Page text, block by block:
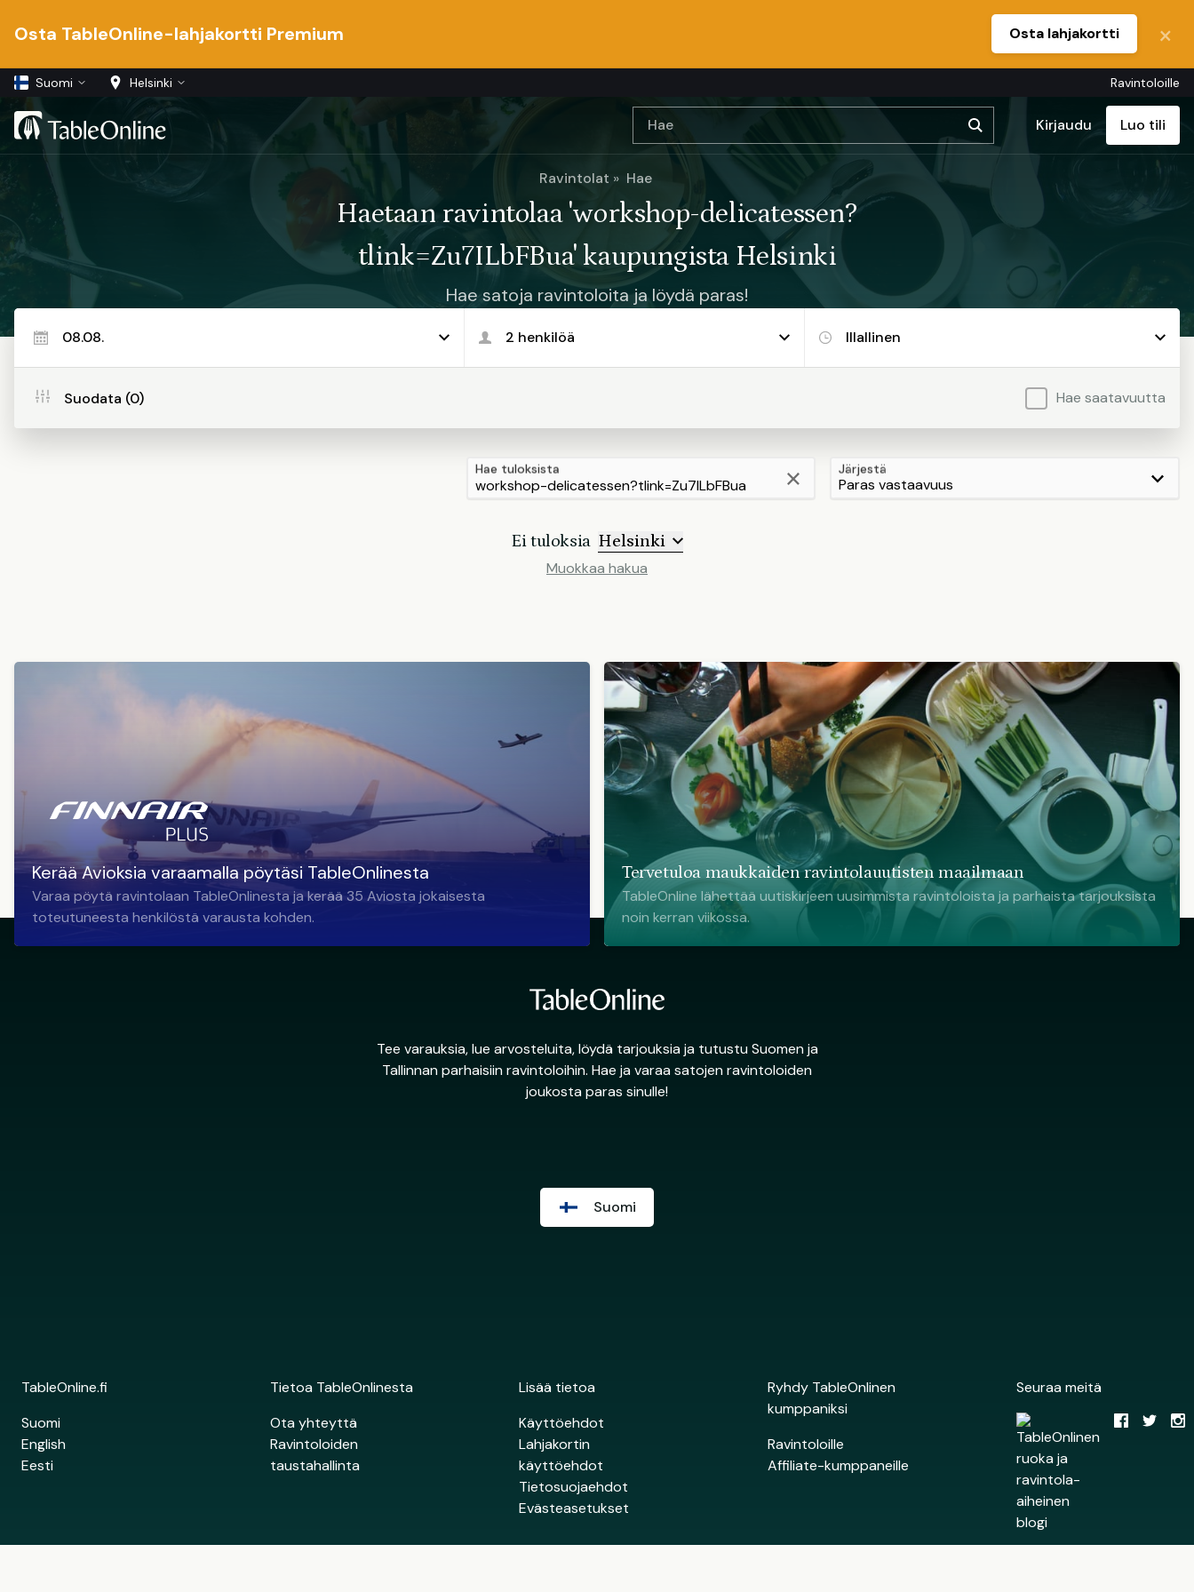
Osta TableOnline-lahjakortti Premium Osta lahjakortti
Suomi Helsinki Ravintoloille
Kirjaudu Luo tili
Ravintolat Hae
Haetaan ravintolaa 'workshop-delicatessen?
tlink=Zu7ILbFBua' kaupungista Helsinki
Hae satoja ravintoloita ja löydä paras!
08.08.
Suodata (0) Hae saatavuutta
Hae tuloksista Järjestä
Ei tuloksia Helsinki
Muokkaa hakua
Kerää Avioksia varaamalla pöytäsi TableOnlinesta
Varaa pöytä ravintolaan TableOnlinesta ja kerää 35 Aviosta jokaisesta
toteutuneesta henkilöstä varausta kohden.
Tervetuloa maukkaiden ravintolauutisten maailmaan
TableOnline lähettää uutiskirjeen uusimmista ravintoloista ja parhaista tarjouksista
noin kerran viikossa.
Tee varauksia, lue arvosteluita, löydä tarjouksia ja tutustu Suomen ja
Tallinnan parhaisiin ravintoloihin. Hae ja varaa satojen ravintoloiden
joukosta paras sinulle!
Suomi
TableOnline.fi
Suomi
English
Eesti
Tietoa TableOnlinesta
Ota yhteyttä
Ravintoloiden
taustahallinta
Lisää tietoa
Käyttöehdot
Lahjakortin
käyttöehdot
Tietosuojaehdot
Evästeasetukset
Ryhdy TableOnlinen
kumppaniksi
Ravintoloille
Affiliate-kumppaneille
Seuraa meitä